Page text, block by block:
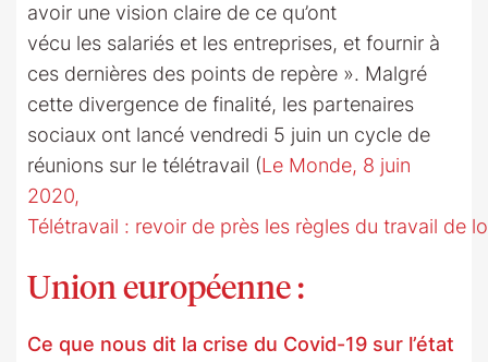
avoir une vision claire de ce qu’ont
vécu les salariés et les entreprises, et fournir à
ces dernières des points de repère ». Malgré
cette divergence de finalité, les partenaires
sociaux ont lancé vendredi 5 juin un cycle de
réunions sur le télétravail (Le Monde, 8 juin
2020,
Télétravail : revoir de près les règles du travail de
Union européenne :
Ce que nous dit la crise du Covid-19 sur l’état